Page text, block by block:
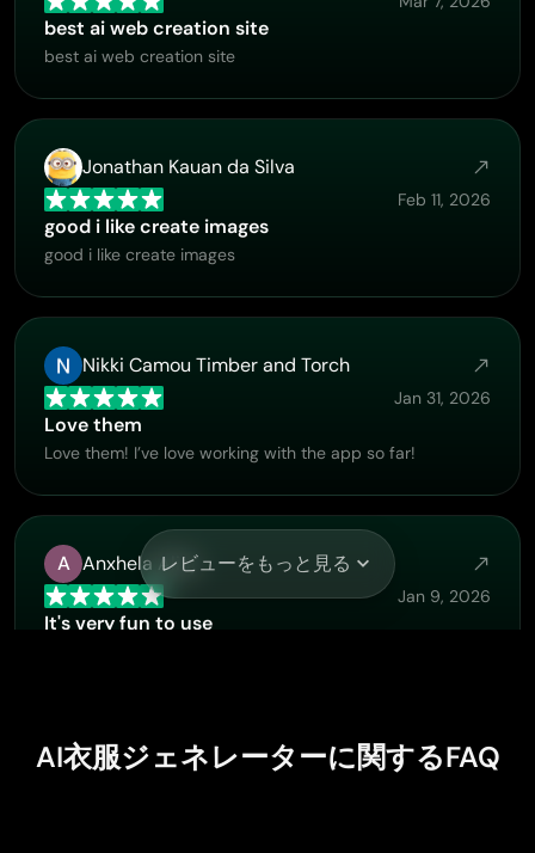
best ai web creation site
best ai web creation site
Jonathan Kauan da Silva
Feb 11, 2026
good i like create images
good i like create images
Nikki Camou Timber and Torch
Jan 31, 2026
Love them
Love them! I’ve love working with the app so far!
A Anxhela Aliaj
Jan 9, 2026
It's very fun to use
Buzás Lili
レビューをもっと見る
AI衣服ジェネレーターに関するFAQ